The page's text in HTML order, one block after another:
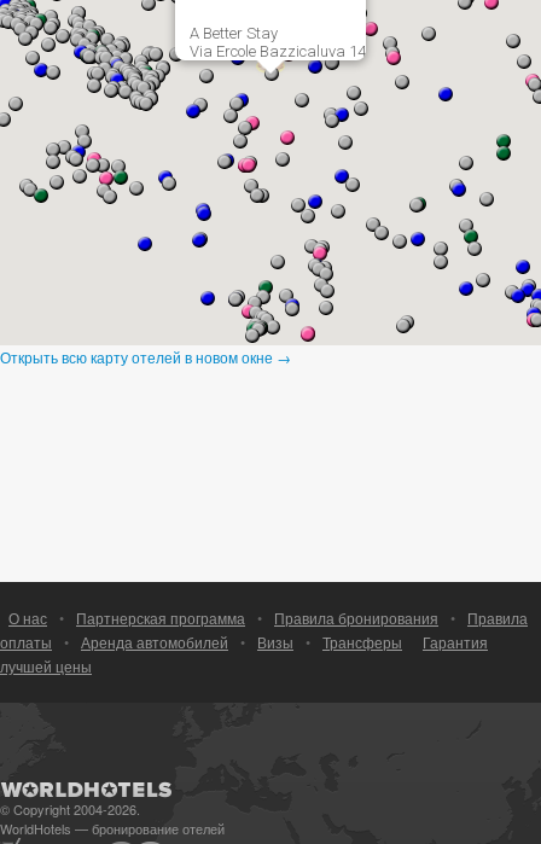
A Better Stay
Via Ercole Bazzicaluva 14
Открыть всю карту отелей в новом окне →
О нас • Партнерская программа • Правила бронирования •
Правила
оплаты
• Аренда автомобилей • Визы • Трансферы
Гарантия
лучшей цены
© Copyright 2004-2026.
WorldHotels — бронирование отелей